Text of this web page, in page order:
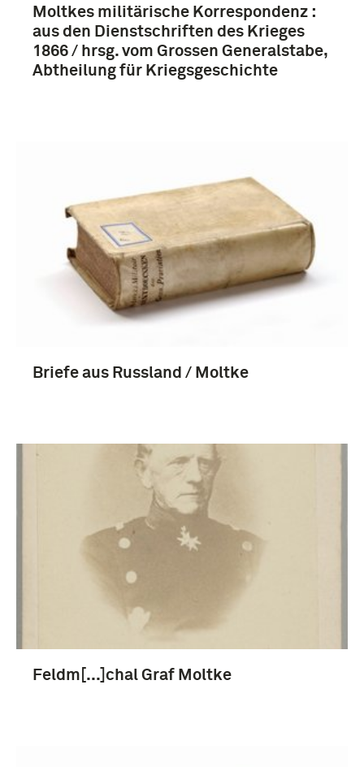
Moltkes militärische Korrespondenz :
aus den Dienstschriften des Krieges
1866 / hrsg. vom Grossen Generalstabe,
Abtheilung für Kriegsgeschichte
Briefe aus Russland / Moltke
Feldm[...]chal Graf Moltke